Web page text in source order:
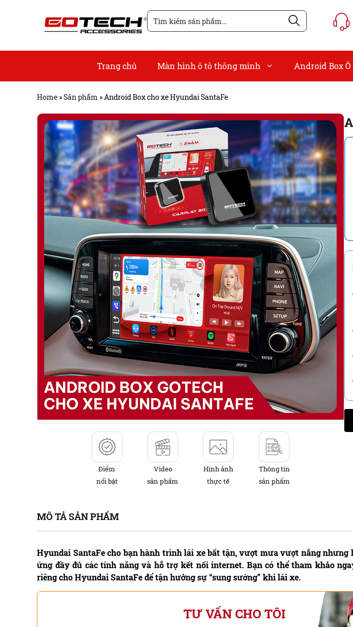
Tìm
kiếm
Trang chủ Màn hình ô tô thông minh Android Box Ô
Home »Sản phẩm »Android Box cho xe Hyundai SantaFe
Điểm
nổi bật
Video
sản phẩm
Hình ảnh
thực tế
Thông tin
sản phẩm
MÔ TẢ SẢN PHẨM
Hyundai SantaFe cho bạn hành trình lái xe bất tận, vượt mưa vượt nắng nhưng
ứng đầy đủ các tính năng và hỗ trợ kết nối internet. Bạn có thể tham khảo
riêng cho Hyundai SantaFe để tận hưởng sự “sung sướng” khi lái xe.
TƯ VẤN CHO TÔI